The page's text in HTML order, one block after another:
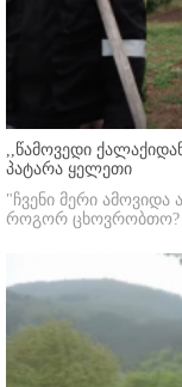
,,წამოვედი
პატარა ყელეთი
"ჩვენი მერი ამოვიდა
როგორ ცხოვრობთო?